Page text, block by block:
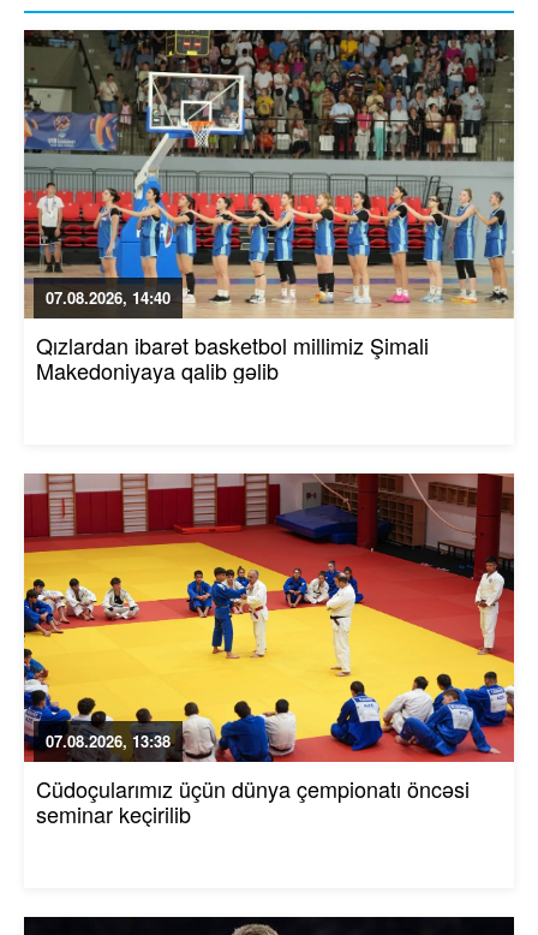
07.08.2026, 14:40
Qızlardan ibarət basketbol millimiz Şimali
Makedoniyaya qalib gəlib
07.08.2026, 13:38
Cüdoçularımız üçün dünya çempionatı öncəsi
seminar keçirilib